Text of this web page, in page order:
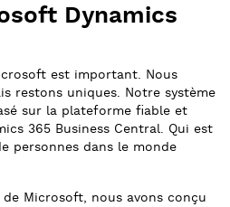
Dynamics
est important. Nous
restons uniques. Notre système
sur la plateforme fiable et
365 Business Central. Qui est
personnes dans le monde
Microsoft, nous avons conçu